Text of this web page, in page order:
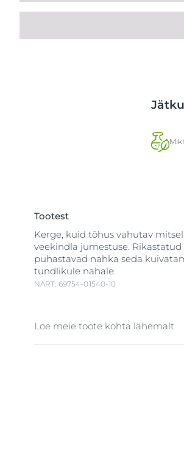
Tootest
Kerge, kuid tõhus vahutav
veekindla jumestuse.
puhastavad nahka seda
tundlikule nahale.
NART: 69754-01540-10
Loe meie toote kohta lähemalt